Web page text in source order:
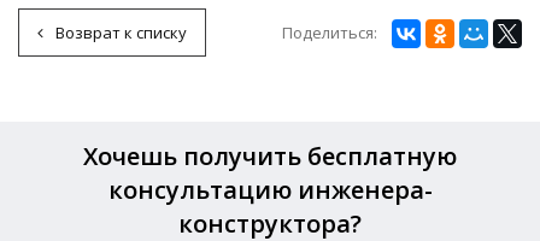
Возврат к списку Поделиться:
Хочешь получить бесплатную
консультацию инженера-
конструктора?